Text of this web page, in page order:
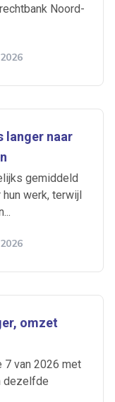
Noord-
langer naar
gemiddeld
hun werk, terwijl
omzet
7 van 2026 met
dezelfde